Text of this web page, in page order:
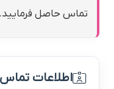
تماس حاصل فرمایید.
اطلاعات